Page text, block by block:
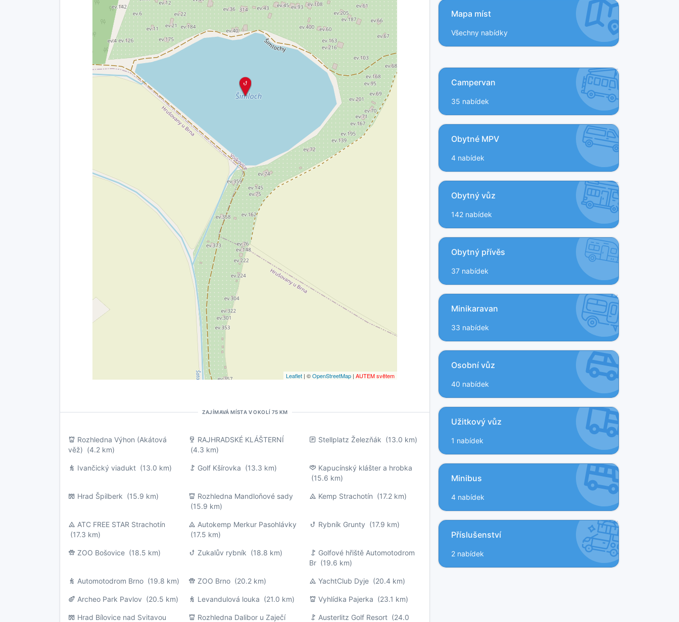
Leaflet | ©OpenStreetMap |AUTEM světem
ZAJÍMAVÁ MÍSTA V OKOLÍ 75 KM
Rozhledna Výhon (Akátová
věž) (4.2 km)
RAJHRADSKÉ KLÁŠTERNÍ
(4.3 km)
Stellplatz Železňák (13.0 km)
Ivančický viadukt (13.0 km) Golf Kšírovka (13.3 km)
Kapucínský klášter a hrobka
(15.6 km)
Hrad Špilberk (15.9 km)
Rozhledna Mandloňové sady
(15.9 km)
Kemp Strachotín (17.2 km)
ATC FREE STAR Strachotín
(17.3 km)
Autokemp Merkur Pasohlávky
(17.5 km)
Rybník Grunty (17.9 km)
ZOO Bošovice (18.5 km) Zukalův rybník (18.8 km)
Golfové hřiště Automotodrom
Br(19.6 km)
Automotodrom Brno (19.8 km) ZOO Brno (20.2 km) YachtClub Dyje(20.4 km)
Archeo Park Pavlov (20.5 km) Levandulová louka (21.0 km) Vyhlídka Pajerka (23.1 km)
Hrad Bílovice nad Svitavou
Rozhledna Dalibor u Zaječí
Austerlitz Golf Resort(24.0
Mapa míst
Všechny nabídky
Campervan
35 nabídek
Obytné MPV
4 nabídek
Obytný vůz
142 nabídek
Obytný přívěs
37 nabídek
Minikaravan
33 nabídek
Osobní vůz
40 nabídek
Užitkový vůz
1 nabídek
Minibus
4 nabídek
Příslušenství
2 nabídek